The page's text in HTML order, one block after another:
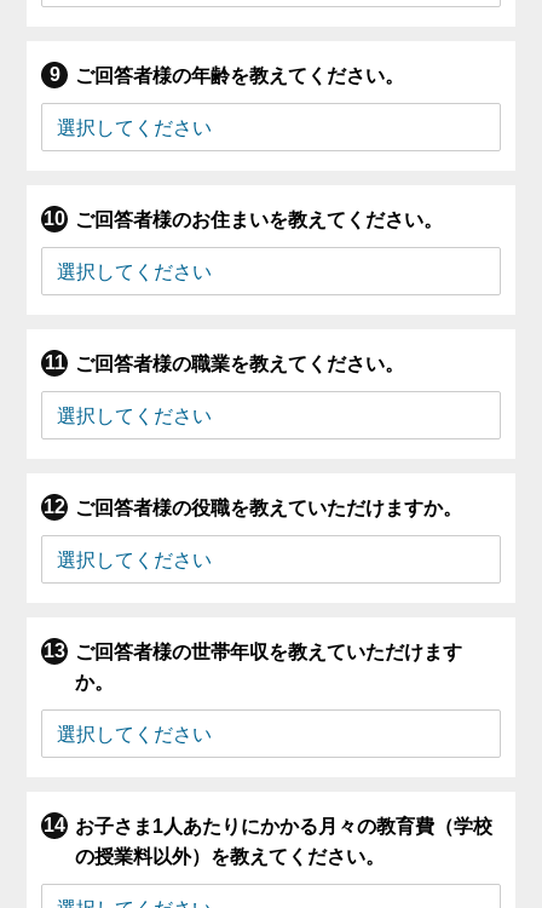
ご回答者様の年齢を教えてください。
ご回答者様のお住まいを教えてください。
ご回答者様の職業を教えてください。
ご回答者様の役職を教えていただけますか。
ご回答者様の世帯年収を教えていただけます
か。
お子さま1人あたりにかかる月々の教育費（学校
の授業料以外）を教えてください。